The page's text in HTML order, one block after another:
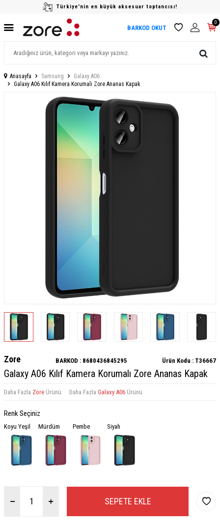
Türkiye'nin en büyük aksesuar toptancısı!
BARKOD OKUT
0
Anasayfa Samsung
Galaxy A06
Galaxy A06 Kılıf Kamera Korumalı Zore Ananas Kapak
Zore BARKOD : 8680436845295 Ürün Kodu : T36667
Galaxy A06 Kılıf Kamera Korumalı Zore Ananas Kapak
Daha Fazla Zore Ürünü Daha Fazla Galaxy A06 Ürünü
Renk Seçiniz
Koyu Yeşil Mürdüm Pembe Siyah
SEPETE EKLE